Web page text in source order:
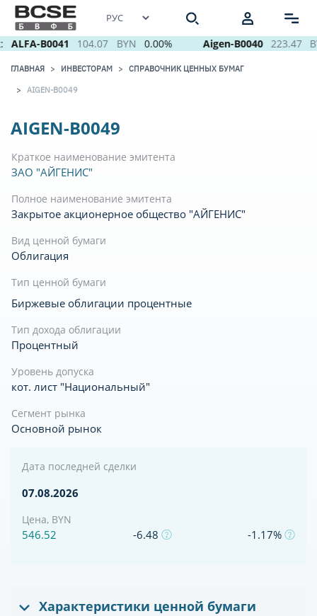
ALFA-B0041 104.07 BYN 0.00% Aigen-B0040 223.47
ГЛАВНАЯ ИНВЕСТОРАМ СПРАВОЧНИК ЦЕННЫХ БУМАГ
AIGEN-B0049
AIGEN-B0049
Краткое наименование эмитента
ЗАО "АЙГЕНИС"
Полное наименование эмитента
Закрытое акционерное общество "АЙГЕНИС"
Вид ценной бумаги
Облигация
Тип ценной бумаги
Биржевые облигации процентные
Тип дохода облигации
Процентный
Уровень допуска
кот. лист "Национальный"
Сегмент рынка
Основной рынок
Дата последней сделки
07.08.2026
Цена, BYN
546.52 -6.48 -1.17%
Характеристики ценной бумаги